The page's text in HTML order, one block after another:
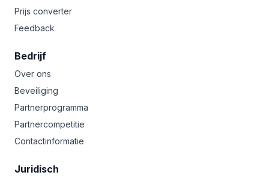
Prijs converter
Feedback
Bedrijf
Over ons
Beveiliging
Partnerprogramma
Partnercompetitie
Contactinformatie
Juridisch